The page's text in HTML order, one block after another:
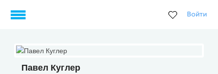
Войти
Павел Куглер